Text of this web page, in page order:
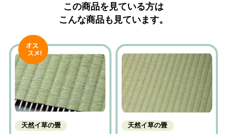
この商品を見ている方は
こんな商品も見ています。
天然イ草の畳 天然イ草の畳